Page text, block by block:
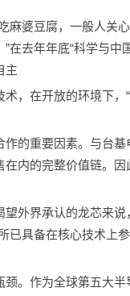
麻婆豆腐，一般人关
去年年底“科学与中
主
，在开放的环境下，
的重要因素。与台
内的完整价值链。因
外界承认的龙芯来说
已具备在核心技术上
。作为全球第五大